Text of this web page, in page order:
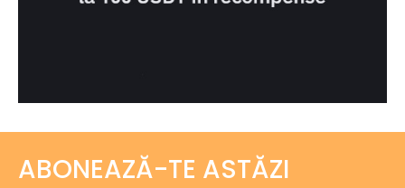
ABONEAZĂ-TE ASTĂZI